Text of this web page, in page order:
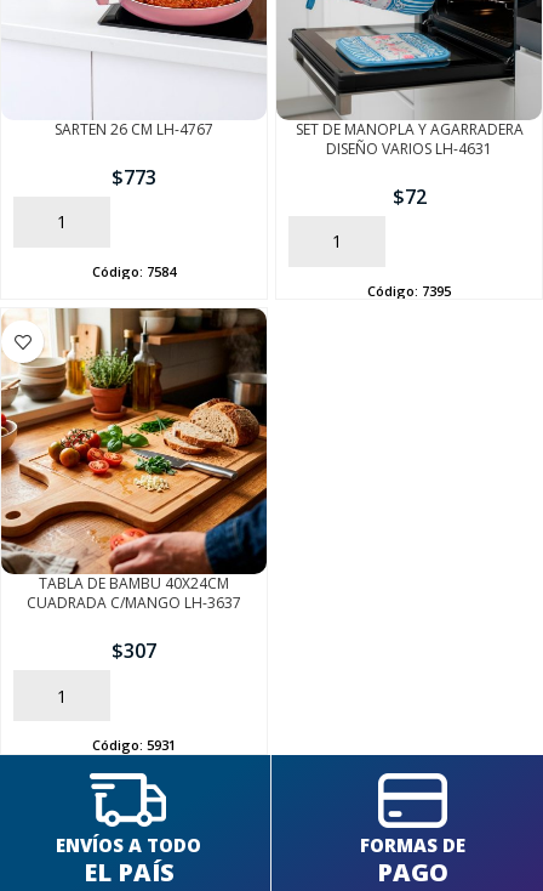
SARTEN 26 CM LH-4767
$773
AÑADIR
Código: 7584
SET DE MANOPLA Y AGARRADERA
DISEÑO VARIOS LH-4631
$72
AÑADIR
Código: 7395
TABLA DE BAMBU 40X24CM
CUADRADA C/MANGO LH-3637
$307
AÑADIR
Código: 5931
ENVÍOS A TODO
EL PAÍS
FORMAS DE
PAGO
SEGUÍ COMPRANDO
FINALIZÁ TU COMPRA